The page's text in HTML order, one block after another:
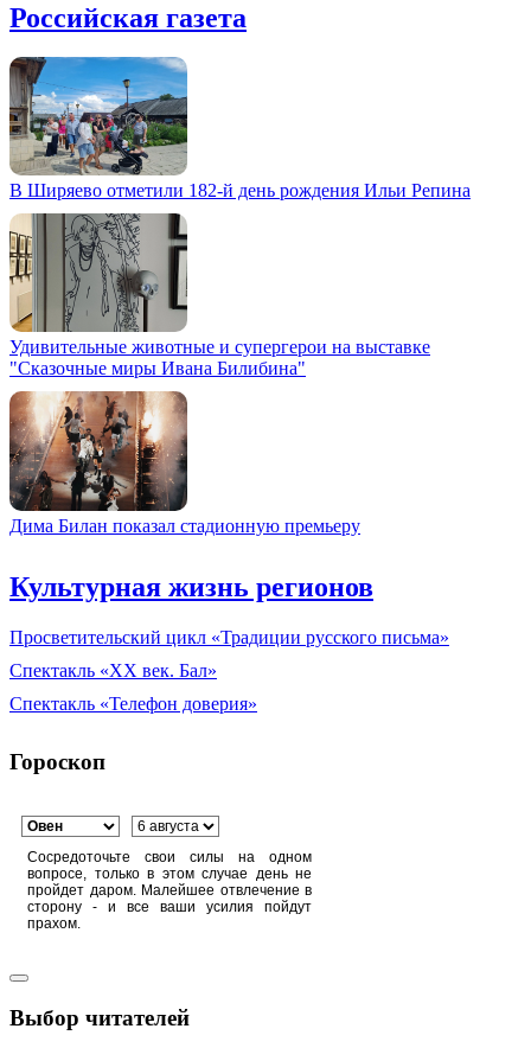
Российская газета
В Ширяево отметили 182-й день рождения Ильи Репина
Удивительные животные и супергерои на выставке
"Сказочные миры Ивана Билибина"
Дима Билан показал стадионную премьеру
Культурная жизнь регионов
Просветительский цикл «Традиции русского письма»
Спектакль «XX век. Бал»
Спектакль «Телефон доверия»
Гороскоп
Сосредоточьте свои силы на одном
вопросе, только в этом случае день не
пройдет даром. Малейшее отвлечение в
сторону - и все ваши усилия пойдут
прахом.
Выбор читателей